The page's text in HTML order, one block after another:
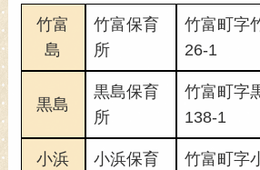
竹富
島
竹富保育
所
竹富町字
26-1
黒島
黒島保育
所
竹富町字
138-1
小浜
小浜保育
竹富町字